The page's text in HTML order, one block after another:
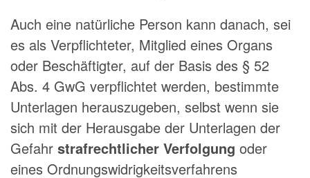
Auch eine natürliche Person kann danach, sei
es als Verpflichteter, Mitglied eines Organs
oder Beschäftigter, auf der Basis des § 52
Abs. 4 GwG verpflichtet werden, bestimmte
Unterlagen herauszugeben, selbst wenn sie
sich mit der Herausgabe der Unterlagen der
Gefahr strafrechtlicher Verfolgung oder
eines Ordnungswidrigkeitsverfahrens